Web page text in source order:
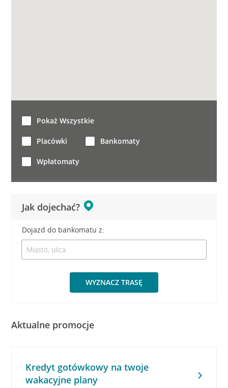
Jak dojechać?
Dojazd do bankomatu z:
WYZNACZ TRASĘ
Pokaż Wszystkie
Placówki Bankomaty
Wpłatomaty
Aktualne promocje
Kredyt gotówkowy na twoje
wakacyjne plany